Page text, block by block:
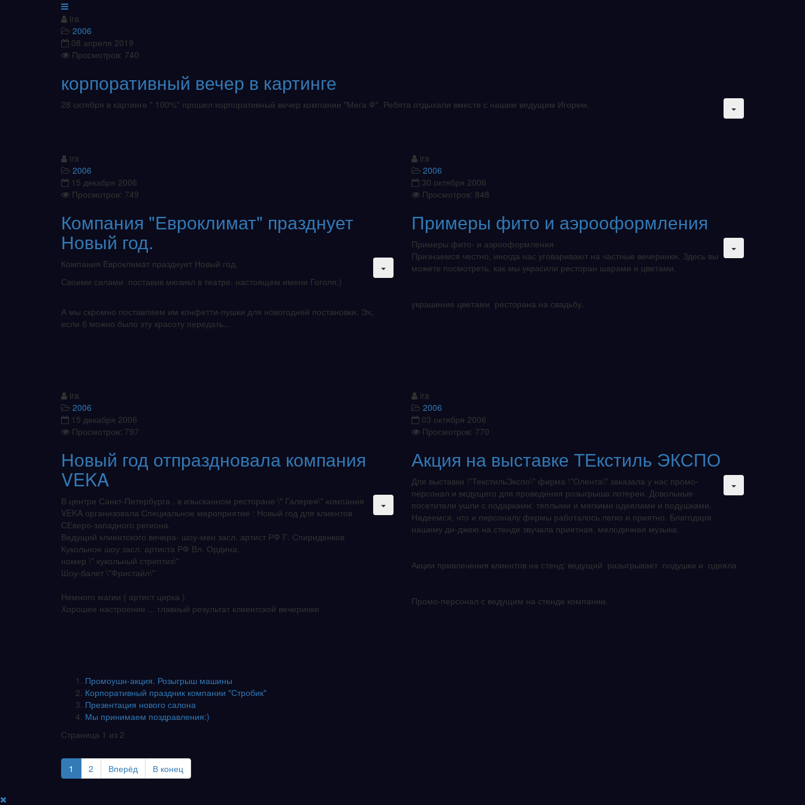
ira
2006
08 апреля 2019
Просмотров: 740
корпоративный вечер в картинге
28 октября в картинге " 100%" прошел корпоративный вечер компании "Мега Ф". Ребята отдыхали вместе с нашим ведущим Игорем.
ira
2006
15 декабря 2006
Просмотров: 749
Компания "Евроклимат" празднует
Новый год.
Компания Евроклимат празднует Новый год.
Своими силами поставив мюзикл в театре. настоящем имени Гоголя:)
А мы скромно поставляем им конфетти-пушки для новогодней постановки. Эх,
если б можно было эту красоту передать...
ira
2006
30 октября 2006
Просмотров: 848
Примеры фито и аэрооформления
Примеры фито- и аэрооформления
Признаемся честно, иногда нас уговаривают на частные вечеринки. Здесь вы
можете посмотреть, как мы украсили ресторан шарами и цветами.
украшение цветами ресторана на свадьбу.
ira
2006
15 декабря 2006
Просмотров: 797
Новый год отпраздновала компания
VEKA
В центре Санкт-Петербурга , в изысканном ресторане \" Галерея\" компания
VEKA организовала Специальное мероприятие : Новый год для клиентов
СЕверо-западного региона.
Ведущий клиентского вечера- шоу-мен засл. артист РФ Г. Спириденков
Кукольное шоу засл. артиста РФ Вл. Ордина.
номер \" кукольный стриптиз\"
Шоу-балет \"Фристайл\"
Немного магии ( артист цирка )
Хорошее настроение ... главный результат клиентской вечеринки
ira
2006
03 октября 2006
Просмотров: 770
Акция на выставке ТЕкстиль ЭКСПО
Для выставки \"ТекстильЭкспо\" фирма \"Олента\" заказала у нас промо-
персонал и ведущего для проведения розыгрыша лотереи. Довольные
посетители ушли с подарками: теплыми и мягкими одеялами и подушками.
Надеемся, что и персоналу фирмы работалось легко и приятно. Благодаря
нашему ди-джею на стенде звучала приятная, мелодичная музыка.
Акции привлечения клиентов на стенд: ведущий разыгрывает подушки и одеяла
Промо-персонал с ведущим на стенде компании.
Промоушн-акция. Розыгрыш машины
Корпоративный праздник компании "Стробик"
Презентация нового салона
Мы принимаем поздравления:)
Страница 1 из 2
1 2 Вперёд В конец